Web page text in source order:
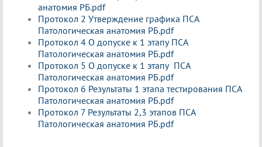
анатомия РБ.pdf
Протокол 2 Утверждение графика ПСА
Патологическая анатомия РБ.pdf
Протокол 4 О допуске к 1 этапу ПСА
Патологическая анатомия РБ.pdf
Протокол 5 О допуске к 1 этапу ПСА
Патологическая анатомия РБ.pdf
Протокол 6 Результаты 1 этапа тестирования ПСА
Патологическая анатомия РБ.pdf
Протокол 7 Результаты 2,3 этапов ПСА
Патологическая анатомия РБ.pdf